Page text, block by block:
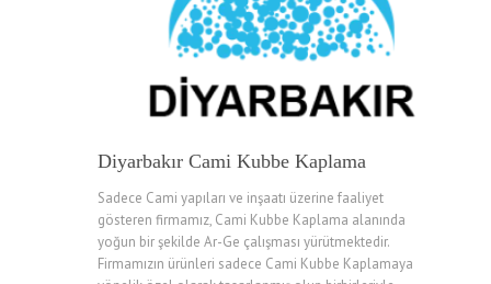
Diyarbakır Cami Kubbe Kaplama
Sadece Cami yapıları ve inşaatı üzerine faaliyet
gösteren firmamız, Cami Kubbe Kaplama alanında
yoğun bir şekilde Ar-Ge çalışması yürütmektedir.
Firmamızın ürünleri sadece Cami Kubbe Kaplamaya